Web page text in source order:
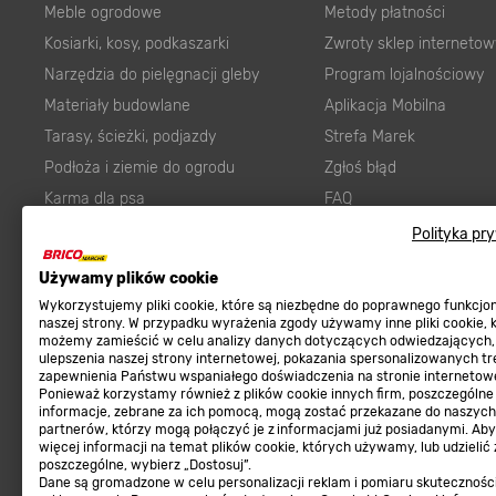
Polityka
Używamy plików cookie
Wykorzystujemy pliki cookie, które są niezbędne do poprawnego
naszej strony. W przypadku wyrażenia zgody używamy inne pliki cookie,
możemy zamieścić w celu analizy danych dotyczących odwiedzających,
ulepszenia naszej strony internetowej, pokazania spersonalizowanych
zapewnienia Państwu wspaniałego doświadczenia na stronie
Ponieważ korzystamy również z plików cookie innych firm, poszczególne
informacje, zebrane za ich pomocą, mogą zostać przekazane do naszych
partnerów, którzy mogą połączyć je z informacjami już posiadanymi.
więcej informacji na temat plików cookie, których używamy, lub udzielić
poszczególne, wybierz „Dostosuj”.
Dane są gromadzone w celu personalizacji reklam i pomiaru
Meble ogrodowe
Kosiarki, kosy, podkaszarki
Narzędzia do pielęgnacji gleby
Materiały budowlane
Tarasy, ścieżki, podjazdy
Podłoża i ziemie do ogrodu
Karma dla psa
Farby wewnętrzne białe
Elektryka
Panele
Elektronarzędzia
Płytki
Panele podłogowe
Płyty OSB/HDF
Grabie do ogrodu
Metody płatności
Zwroty sklep
Program lojalnościowy
Aplikacja Mobilna
Strefa Marek
Zgłoś błąd
FAQ
Prawny obowiązek
Regulaminy
Regulaminy
Polityka prywatności